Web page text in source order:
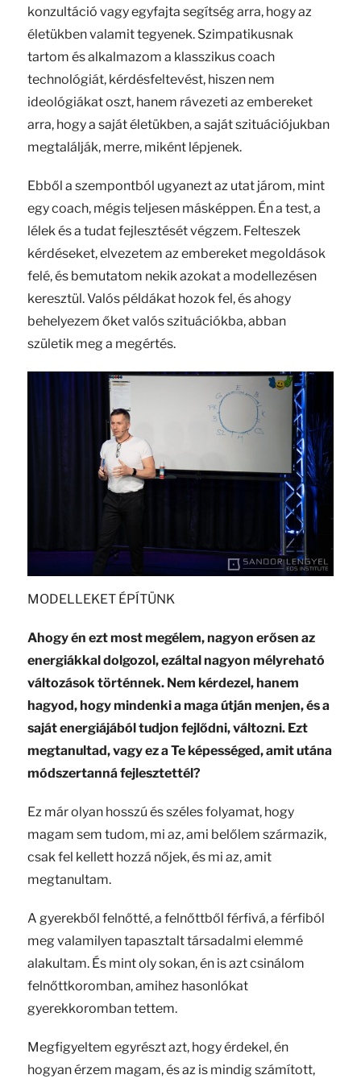
konzultáció vagy egyfajta segítség arra, hogy az
életükben valamit tegyenek. Szimpatikusnak
tartom és alkalmazom a klasszikus coach
technológiát, kérdésfeltevést, hiszen nem
ideológiákat oszt, hanem rávezeti az embereket
arra, hogy a saját életükben, a saját szituációjukban
megtalálják, merre, miként lépjenek.
Ebből a szempontból ugyanezt az utat járom, mint
egy coach, mégis teljesen másképpen. Én a test, a
lélek és a tudat fejlesztését végzem. Felteszek
kérdéseket, elvezetem az embereket megoldások
felé, és bemutatom nekik azokat a modellezésen
keresztül. Valós példákat hozok fel, és ahogy
behelyezem őket valós szituációkba, abban
születik meg a megértés.
MODELLEKET ÉPÍTÜNK
Ahogy én ezt most megélem, nagyon erősen az
energiákkal dolgozol, ezáltal nagyon mélyreható
változások történnek. Nem kérdezel, hanem
hagyod, hogy mindenki a maga útján menjen, és a
saját energiájából tudjon fejlődni, változni. Ezt
megtanultad, vagy ez a Te képességed, amit utána
módszertanná fejlesztettél?
Ez már olyan hosszú és széles folyamat, hogy
magam sem tudom, mi az, ami belőlem származik,
csak fel kellett hozzá nőjek, és mi az, amit
megtanultam.
A gyerekből felnőtté, a felnőttből férfivá, a férfiból
meg valamilyen tapasztalt társadalmi elemmé
alakultam. És mint oly sokan, én is azt csinálom
felnőttkoromban, amihez hasonlókat
gyerekkoromban tettem.
Megfigyeltem egyrészt azt, hogy érdekel, én
hogyan érzem magam, és az is mindig számított,